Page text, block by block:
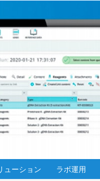
ューション ラボ運用